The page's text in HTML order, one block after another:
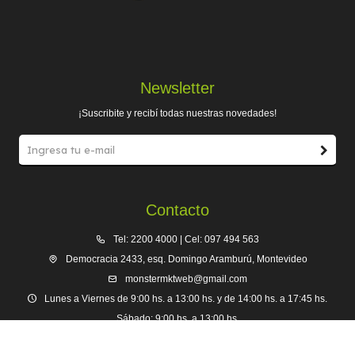
Contacto
Tel: 2200 4000 | Cel: 097 494 563
Democracia 2433, esq. Domingo Aramburú, Montevideo
monstermktweb@gmail.com
Lunes a Viernes de 9:00 hs. a 13:00 hs. y de 14:00 hs. a 17:45 hs.
Sábado: 9:00 hs. a 13:00 hs.
Newsletter
¡Suscribite y recibí todas nuestras novedades!